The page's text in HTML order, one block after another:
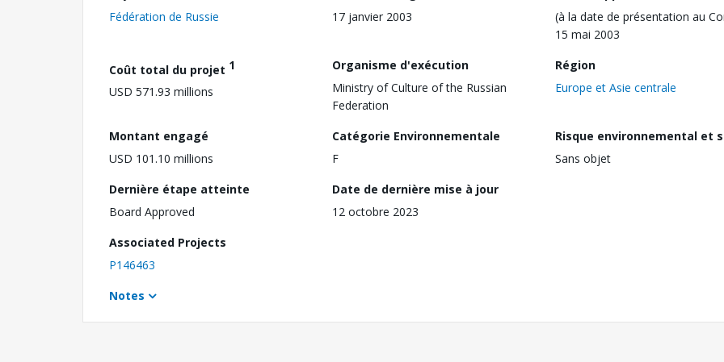
Fédération de Russie
17 janvier 2003
(à la date de présentation au
15 mai 2003
Coût total du projet 1
USD 571.93 millions
Organisme d'exécution
Ministry of Culture of the Russian
Federation
Région
Europe et Asie centrale
Montant engagé
USD 101.10 millions
Catégorie Environnementale
F
Risque environnemental et
Sans objet
Dernière étape atteinte
Board Approved
Date de dernière mise à jour
12 octobre 2023
Associated Projects
P146463
Notes